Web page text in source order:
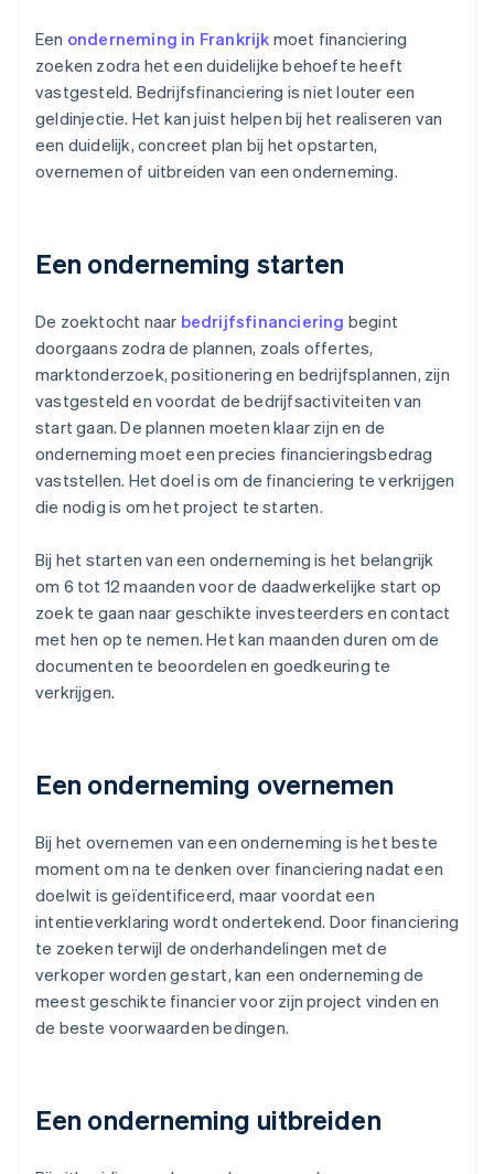
Een onderneming in Frankrijk moet financiering
zoeken zodra het een duidelijke behoefte heeft
vastgesteld. Bedrijfsfinanciering is niet louter een
geldinjectie. Het kan juist helpen bij het realiseren van
een duidelijk, concreet plan bij het opstarten,
overnemen of uitbreiden van een onderneming.
Een onderneming starten
De zoektocht naar bedrijfsfinanciering begint
doorgaans zodra de plannen, zoals offertes,
marktonderzoek, positionering en bedrijfsplannen, zijn
vastgesteld en voordat de bedrijfsactiviteiten van
start gaan. De plannen moeten klaar zijn en de
onderneming moet een precies financieringsbedrag
vaststellen. Het doel is om de financiering te verkrijgen
die nodig is om het project te starten.
Bij het starten van een onderneming is het belangrijk
om 6 tot 12 maanden voor de daadwerkelijke start op
zoek te gaan naar geschikte investeerders en contact
met hen op te nemen. Het kan maanden duren om de
documenten te beoordelen en goedkeuring te
verkrijgen.
Een onderneming overnemen
Bij het overnemen van een onderneming is het beste
moment om na te denken over financiering nadat een
doelwit is geïdentificeerd, maar voordat een
intentieverklaring wordt ondertekend. Door financiering
te zoeken terwijl de onderhandelingen met de
verkoper worden gestart, kan een onderneming de
meest geschikte financier voor zijn project vinden en
de beste voorwaarden bedingen.
Een onderneming uitbreiden